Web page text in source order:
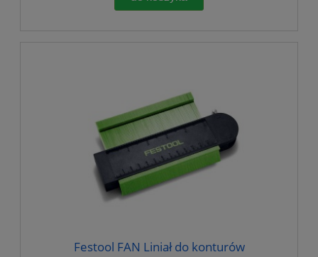
Festool FAN Liniał do konturów